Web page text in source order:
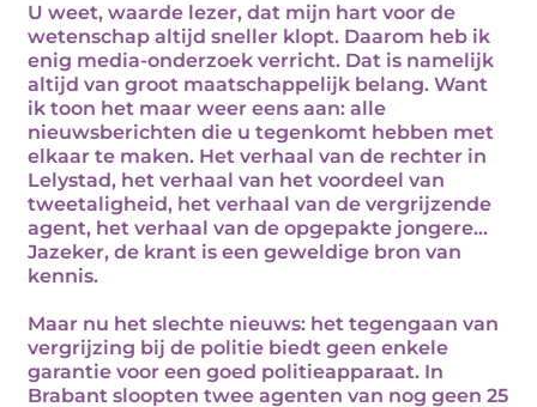
U weet, waarde lezer, dat mijn hart voor de
wetenschap altijd sneller klopt. Daarom heb ik
enig media-onderzoek verricht. Dat is namelijk
altijd van groot maatschappelijk belang. Want
ik toon het maar weer eens aan: alle
nieuwsberichten die u tegenkomt hebben met
elkaar te maken. Het verhaal van de rechter in
Lelystad, het verhaal van het voordeel van
tweetaligheid, het verhaal van de vergrijzende
agent, het verhaal van de opgepakte jongere…
Jazeker, de krant is een geweldige bron van
kennis.
Maar nu het slechte nieuws: het tegengaan van
vergrijzing bij de politie biedt geen enkele
garantie voor een goed politieapparaat. In
Brabant sloopten twee agenten van nog geen 25